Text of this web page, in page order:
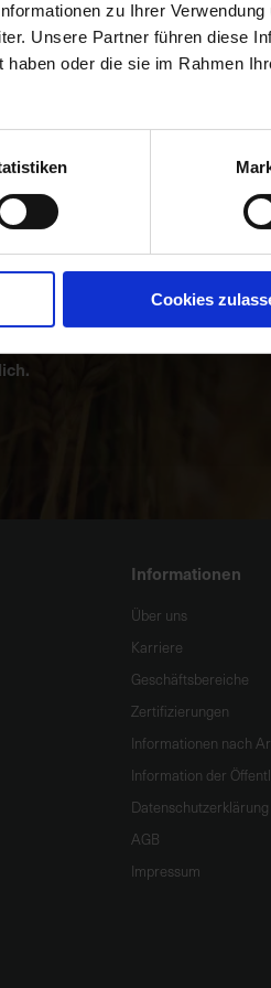
zu Ihrer Verwendung
Unsere Partner führen diese
oder die sie im Rahmen
Cookies
man aber nicht vergessen, dass in
über Aktionen,
Informationen
Über uns
Karriere
Geschäftsbereiche
Zertifizierungen
Informationen nach
Information der
Datenschutzerklärung
AGB
Impressum